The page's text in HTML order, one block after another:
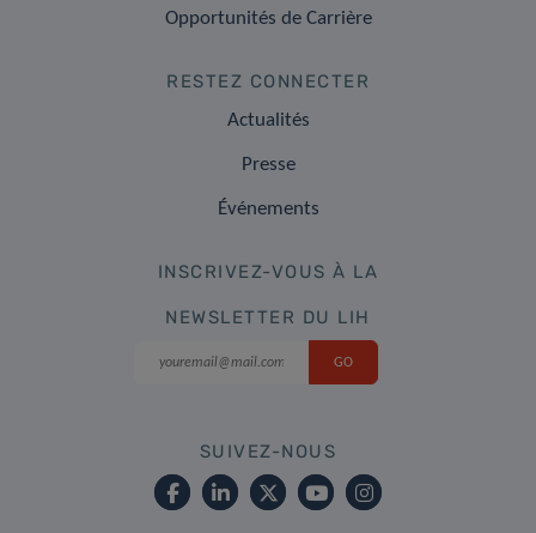
Opportunités de Carrière
RESTEZ CONNECTER
Actualités
Presse
Événements
INSCRIVEZ-VOUS À LA
NEWSLETTER DU LIH
SUIVEZ-NOUS